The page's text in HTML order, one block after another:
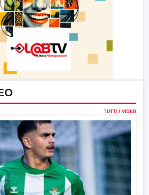
TUTTI I VIDEO